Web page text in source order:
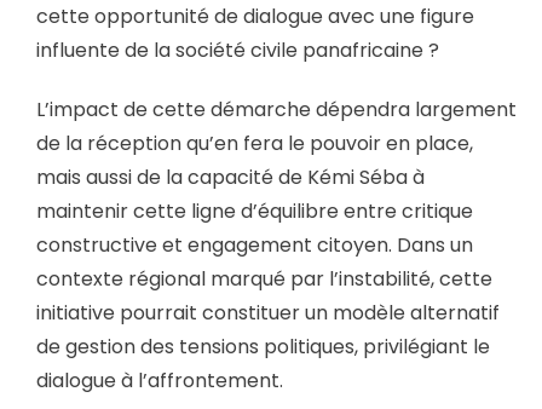
cette opportunité de dialogue avec une figure
influente de la société civile panafricaine ?
L’impact de cette démarche dépendra largement
de la réception qu’en fera le pouvoir en place,
mais aussi de la capacité de Kémi Séba à
maintenir cette ligne d’équilibre entre critique
constructive et engagement citoyen. Dans un
contexte régional marqué par l’instabilité, cette
initiative pourrait constituer un modèle alternatif
de gestion des tensions politiques, privilégiant le
dialogue à l’affrontement.